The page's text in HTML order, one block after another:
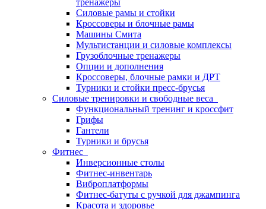
тренажеры
Силовые рамы и стойки
Кроссоверы и блочные рамы
Машины Смита
Мультистанции и силовые комплексы
Грузоблочные тренажеры
Опции и дополнения
Кроссоверы, блочные рамки и ДРТ
Турники и стойки пресс-брусья
Силовые тренировки и свободные веса
Функциональный тренинг и кроссфит
Грифы
Гантели
Турники и брусья
Фитнес
Инверсионные столы
Фитнес-инвентарь
Виброплатформы
Фитнес-батуты с ручкой для джампинга
Красота и здоровье